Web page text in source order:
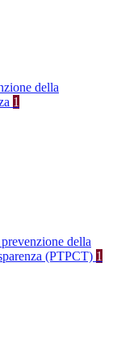
della
1
della
(PTPCT) 1